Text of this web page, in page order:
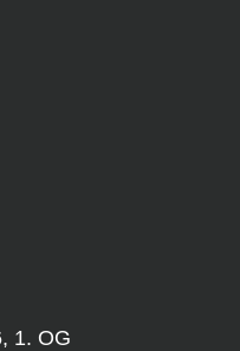
1. OG